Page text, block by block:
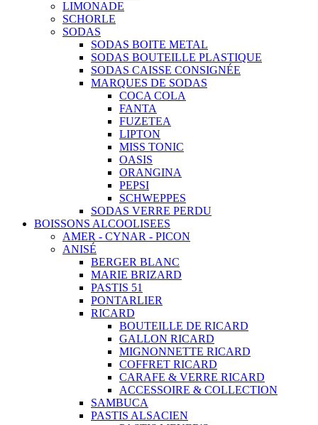
LIMONADE
SCHORLE
SODAS
SODAS BOITE METAL
SODAS BOUTEILLE PLASTIQUE
SODAS CAISSE CONSIGNÉE
MARQUES DE SODAS
COCA COLA
FANTA
FUZETEA
LIPTON
MISS TONIC
OASIS
ORANGINA
PEPSI
SCHWEPPES
SODAS VERRE PERDU
BOISSONS ALCOOLISEES
AMER - CYNAR - PICON
ANISÉ
BERGER BLANC
MARIE BRIZARD
PASTIS 51
PONTARLIER
RICARD
BOUTEILLE DE RICARD
GALLON RICARD
MIGNONNETTE RICARD
COFFRET RICARD
CARAFE & VERRE RICARD
ACCESSOIRE & COLLECTION
SAMBUCA
PASTIS ALSACIEN